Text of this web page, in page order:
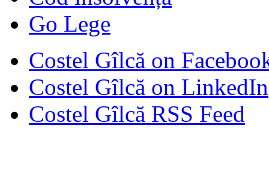
Go Lege
Costel Gîlcă on
Costel Gîlcă on LinkedIn
Costel Gîlcă RSS Feed